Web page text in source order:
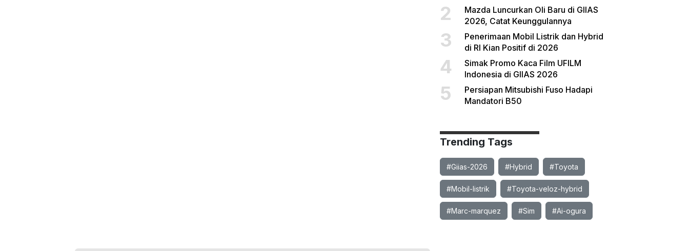
2
Mazda Luncurkan Oli Baru di GIIAS
2026, Catat Keunggulannya
3
Penerimaan Mobil Listrik dan Hybrid
di RI Kian Positif di 2026
4
Simak Promo Kaca Film UFILM
Indonesia di GIIAS 2026
5
Persiapan Mitsubishi Fuso Hadapi
Mandatori B50
Trending Tags
#Giias-2026 #Hybrid #Toyota
#Mobil-listrik #Toyota-veloz-hybrid
#Marc-marquez #Sim #Ai-ogura